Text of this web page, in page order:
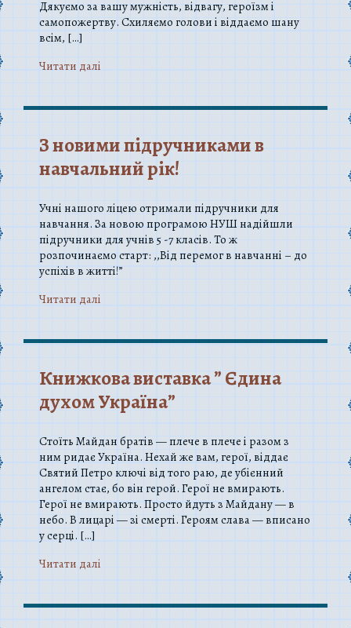
Дякуємо за вашу мужність, відвагу, героїзм і
самопожертву. Схиляємо голови і віддаємо шану
всім, […]
Читати далi
З новими підручниками в
навчальний рік!
Учні нашого ліцею отримали підручники для
навчання. За новою програмою НУШ надійшли
підручники для учнів 5 -7 класів. То ж
розпочинаємо старт: ,,Від перемог в навчанні – до
успіхів в житті!”
Читати далi
Книжкова виставка ” Єдина
духом Україна”
Стоїть Майдан братів — плече в плече і разом з
ним ридає Україна. Нехай же вам, герої, віддає
Святий Петро ключі від того раю, де убієнний
ангелом стає, бо він герой. Герої не вмирають.
Герої не вмирають. Просто йдуть з Майдану — в
небо. В лицарі — зі смерті. Героям слава — вписано
у серці. […]
Читати далi